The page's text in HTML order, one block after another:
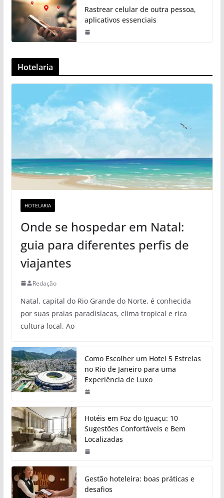
Rastrear celular de outra pessoa,
aplicativos essenciais
Hotelaria
HOTELARIA
Onde se hospedar em Natal:
guia para diferentes perfis de
viajantes
Redação
Natal, capital do Rio Grande do Norte, é conhecida
por suas praias paradisíacas, clima tropical e rica
cultura local. Ao
Como Escolher um Hotel 5 Estrelas
no Rio de Janeiro para uma
Experiência de Luxo
Hotéis em Foz do Iguaçu: 10
Sugestões Confortáveis e Bem
Localizadas
Gestão hoteleira: boas práticas e
desafios